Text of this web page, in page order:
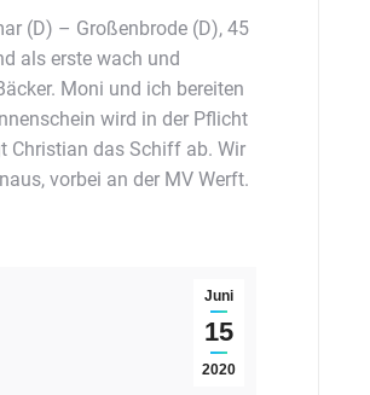
(D) – Großenbrode (D), 45
als erste wach und
Moni und ich bereiten
wird in der Pflicht
Christian das Schiff ab. Wir
vorbei an der MV Werft.
Juni
15
2020